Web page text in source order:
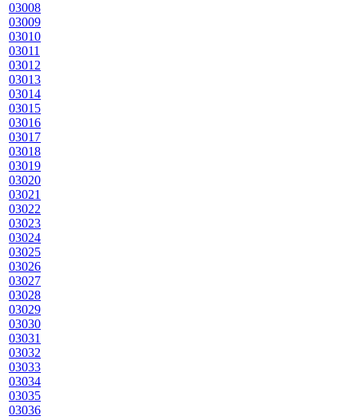
03008
03009
03010
03011
03012
03013
03014
03015
03016
03017
03018
03019
03020
03021
03022
03023
03024
03025
03026
03027
03028
03029
03030
03031
03032
03033
03034
03035
03036